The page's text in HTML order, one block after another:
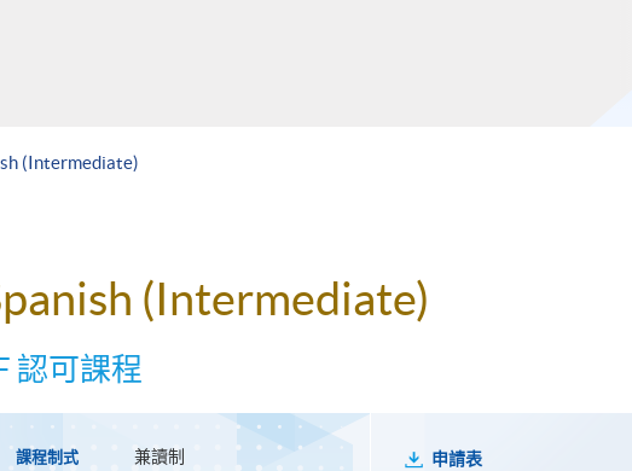
(Intermediate)
(Intermediate)
認可課程
課程制式 兼讀制
申請表